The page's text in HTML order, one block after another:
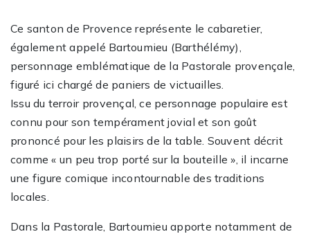
Ce santon de Provence représente le cabaretier,
également appelé Bartoumieu (Barthélémy),
personnage emblématique de la Pastorale provençale,
figuré ici chargé de paniers de victuailles.
Issu du terroir provençal, ce personnage populaire est
connu pour son tempérament jovial et son goût
prononcé pour les plaisirs de la table. Souvent décrit
comme « un peu trop porté sur la bouteille », il incarne
une figure comique incontournable des traditions
locales.
Dans la Pastorale, Bartoumieu apporte notamment de